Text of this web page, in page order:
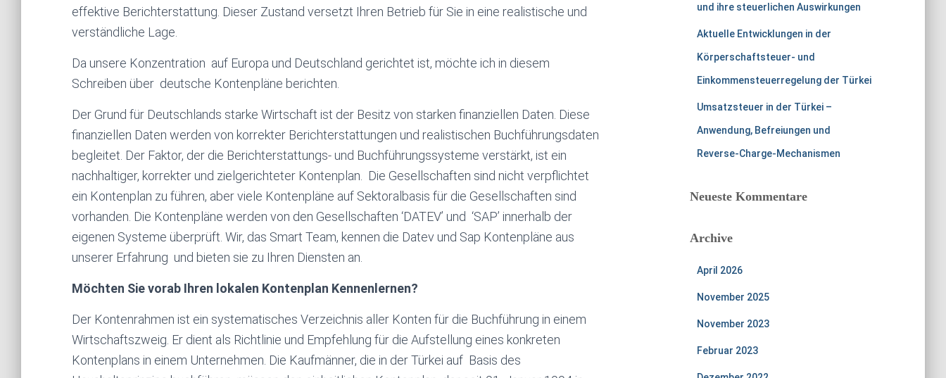
effektive Berichterstattung. Dieser Zustand versetzt Ihren Betrieb für Sie in eine realistische und
verständliche Lage.
Da unsere Konzentration auf Europa und Deutschland gerichtet ist, möchte ich in diesem
Schreiben über deutsche Kontenpläne berichten.
Der Grund für Deutschlands starke Wirtschaft ist der Besitz von starken finanziellen Daten. Diese
finanziellen Daten werden von korrekter Berichterstattungen und realistischen Buchführungsdaten
begleitet. Der Faktor, der die Berichterstattungs- und Buchführungssysteme verstärkt, ist ein
nachhaltiger, korrekter und zielgerichteter Kontenplan. Die Gesellschaften sind nicht verpflichtet
ein Kontenplan zu führen, aber viele Kontenpläne auf Sektoralbasis für die Gesellschaften sind
vorhanden. Die Kontenpläne werden von den Gesellschaften ‘DATEV’ und ‘SAP’ innerhalb der
eigenen Systeme überprüft. Wir, das Smart Team, kennen die Datev und Sap Kontenpläne aus
unserer Erfahrung und bieten sie zu Ihren Diensten an.
Möchten Sie vorab Ihren lokalen Kontenplan Kennenlernen?
Der Kontenrahmen ist ein systematisches Verzeichnis aller Konten für die Buchführung in einem
Wirtschaftszweig. Er dient als Richtlinie und Empfehlung für die Aufstellung eines konkreten
Kontenplans in einem Unternehmen. Die Kaufmänner, die in der Türkei auf Basis des
und ihre steuerlichen Auswirkungen
Aktuelle Entwicklungen in der
Körperschaftsteuer- und
Einkommensteuerregelung der Türkei
Umsatzsteuer in der Türkei –
Anwendung, Befreiungen und
Reverse-Charge-Mechanismen
Neueste Kommentare
Archive
April 2026
November 2025
November 2023
Februar 2023